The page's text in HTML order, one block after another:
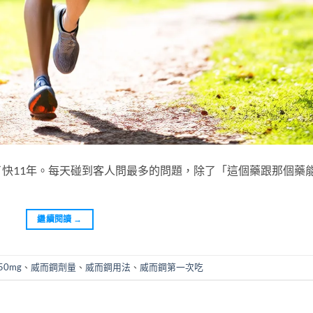
11年。每天碰到客人問最多的問題，除了「這個藥跟那個藥
繼續閱讀 →
、 威而鋼劑量 、 威而鋼用法 、 威而鋼第一次吃